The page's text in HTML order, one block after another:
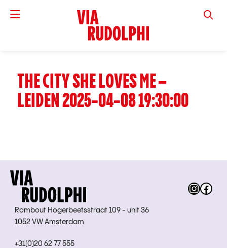
VIA
THE CITY SHE LOVES ME –
LEIDEN 2025-04-08 19:30:00
Rombout Hogerbeetsstraat 109 - unit 36
1052 VW Amsterdam
+31(0)20 62 77 555